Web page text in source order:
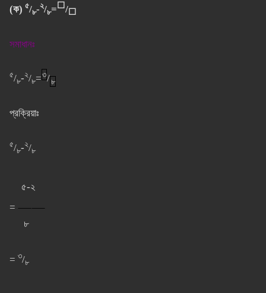
(ক) ৫/৮-২/৮=⬜/⬜
সমাধানঃ
৫/৮-২/৮=৩/৮
প্রক্রিয়াঃ
৫/৮-২/৮
৫-২
= ⸺⸺
৮
= ৩/৮